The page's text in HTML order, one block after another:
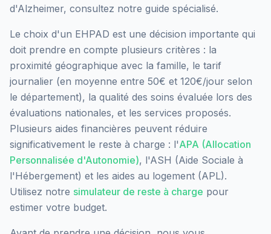
d'Alzheimer, consultez notre guide spécialisé.
Le choix d'un EHPAD est une décision importante qui
doit prendre en compte plusieurs critères : la
proximité géographique avec la famille, le tarif
journalier (en moyenne entre 50€ et 120€/jour selon
le département), la qualité des soins évaluée lors des
évaluations nationales, et les services proposés.
Plusieurs aides financières peuvent réduire
significativement le reste à charge : l'APA (Allocation
Personnalisée d'Autonomie), l'ASH (Aide Sociale à
l'Hébergement) et les aides au logement (APL).
Utilisez notre simulateur de reste à charge pour
estimer votre budget.